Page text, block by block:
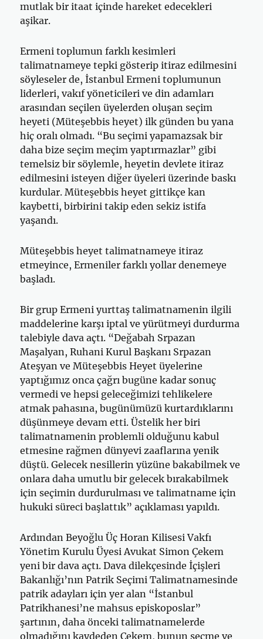
mutlak bir itaat içinde hareket edecekleri
aşikar.
Ermeni toplumun farklı kesimleri
talimatnameye tepki gösterip itiraz edilmesini
söyleseler de, İstanbul Ermeni toplumunun
liderleri, vakıf yöneticileri ve din adamları
arasından seçilen üyelerden oluşan seçim
heyeti (Müteşebbis heyet) ilk günden bu yana
hiç oralı olmadı. “Bu seçimi yapamazsak bir
daha bize seçim meçim yaptırmazlar” gibi
temelsiz bir söylemle, heyetin devlete itiraz
edilmesini isteyen diğer üyeleri üzerinde baskı
kurdular. Müteşebbis heyet gittikçe kan
kaybetti, birbirini takip eden sekiz istifa
yaşandı.
Müteşebbis heyet talimatnameye itiraz
etmeyince, Ermeniler farklı yollar denemeye
başladı.
Bir grup Ermeni yurttaş talimatnamenin ilgili
maddelerine karşı iptal ve yürütmeyi durdurma
talebiyle dava açtı. “Değabah Srpazan
Maşalyan, Ruhani Kurul Başkanı Srpazan
Ateşyan ve Müteşebbis Heyet üyelerine
yaptığımız onca çağrı bugüne kadar sonuç
vermedi ve hepsi geleceğimizi tehlikelere
atmak pahasına, bugünümüzü kurtardıklarını
düşünmeye devam etti. Üstelik her biri
talimatnamenin problemli olduğunu kabul
etmesine rağmen dünyevi zaaflarına yenik
düştü. Gelecek nesillerin yüzüne bakabilmek ve
onlara daha umutlu bir gelecek bırakabilmek
için seçimin durdurulması ve talimatname için
hukuki süreci başlattık” açıklaması yapıldı.
Ardından Beyoğlu Üç Horan Kilisesi Vakfı
Yönetim Kurulu Üyesi Avukat Simon Çekem
yeni bir dava açtı. Dava dilekçesinde İçişleri
Bakanlığı’nın Patrik Seçimi Talimatnamesinde
patrik adayları için yer alan “İstanbul
Patrikhanesi’ne mahsus episkoposlar”
şartının, daha önceki talimatnamelerde
olmadığını kaydeden Çekem, bunun seçme ve